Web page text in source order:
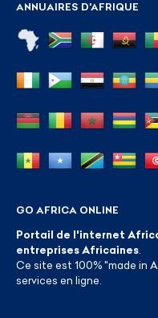
ANNUAIRES D'AFRIQUE
GO AFRICA ONLINE
Portail de l'internet
entreprises Africaines
Ce site est 100% "made in
services en ligne.